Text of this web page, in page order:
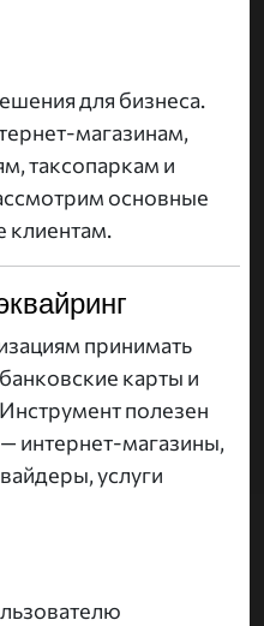
для бизнеса.
магазинам,
таксопаркам и
основные
клиентам.
принимать
карты и
полезен
интернет-магазины,
услуги